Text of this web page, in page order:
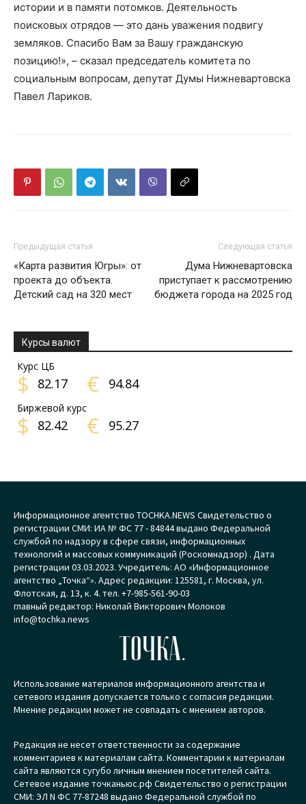
истории и в памяти потомков. Деятельность
поисковых отрядов — это дань уважения подвигу
земляков. Спасибо Вам за Вашу гражданскую
позицию!», – сказал председатель комитета по
социальным вопросам, депутат Думы Нижневартовска
Павел Лариков.
Предыдущая статья
«Карта развития Югры»: от
проекта до объекта.
Детский сад на 320 мест
Следующая статья
Дума Нижневартовска
приступает к рассмотрению
бюджета города на 2025 год
Курсы валют
Курс ЦБ
$ 82.17 € 94.84
Биржевой курс
$ 82.42 € 95.27
Информационное агентство TOCHKA.NEWS Свидетельство о
регистрации СМИ: ИА № ФС 77 - 84844 выдано Федеральной
службой по надзору в сфере связи, информационных
технологий и массовых коммуникаций (Роскомнадзор) . Дата
регистрации 03.03.2023. Учредитель: АО «Информационное
агентство „Точка“». Адрес редакции: 125581, г. Москва, ул.
Флотская, д. 13, к. 4. тел. +7-985-561-90-03
главный редактор: Николай Викторович Молоков
info@tochka.news
ТОЧКА.
Использование материалов информационного агентства и
сетевого издания допускается только с согласия редакции.
Мнение редакции может не совпадать с мнением авторов.
Редакция не несет ответственности за содержание
комментариев к материалам сайта. Комментарии к материалам
сайта являются сугубо личным мнением посетителей сайта.
Сетевое издание точканьюс.рф Свидетельство о регистрации
СМИ: ЭЛ N ФС 77-87248 выдано Федеральной службой по